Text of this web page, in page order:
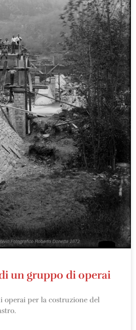
un gruppo di operai
per la costruzione del